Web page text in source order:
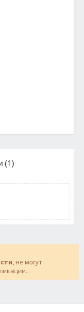
(1)
, не могут